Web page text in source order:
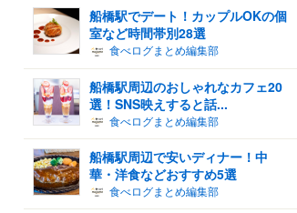
船橋駅でデート！カップルOKの個
室など時間帯別28選
食べログまとめ編集部
船橋駅周辺のおしゃれなカフェ20
選！SNS映えすると話...
食べログまとめ編集部
船橋駅周辺で安いディナー！中
華・洋食などおすすめ5選
食べログまとめ編集部